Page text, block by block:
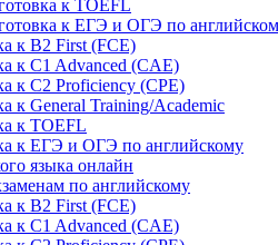
к TOEFL
к ЕГЭ и ОГЭ по
к B2 First (FCE)
к C1 Advanced (CAE)
к C2 Proficiency (CPE)
к General Training/Academic
к TOEFL
к ЕГЭ и ОГЭ по английскому
языка онлайн
по английскому
к B2 First (FCE)
к C1 Advanced (CAE)